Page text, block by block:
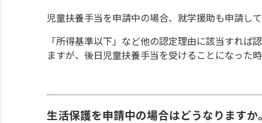
児童扶養手当を申請中の場合、就学援助も申請し
「所得基準以下」など他の認定理由に該当すれ
ますが、後日児童扶養手当を受けることになった
生活保護を申請中の場合はどうなりますか